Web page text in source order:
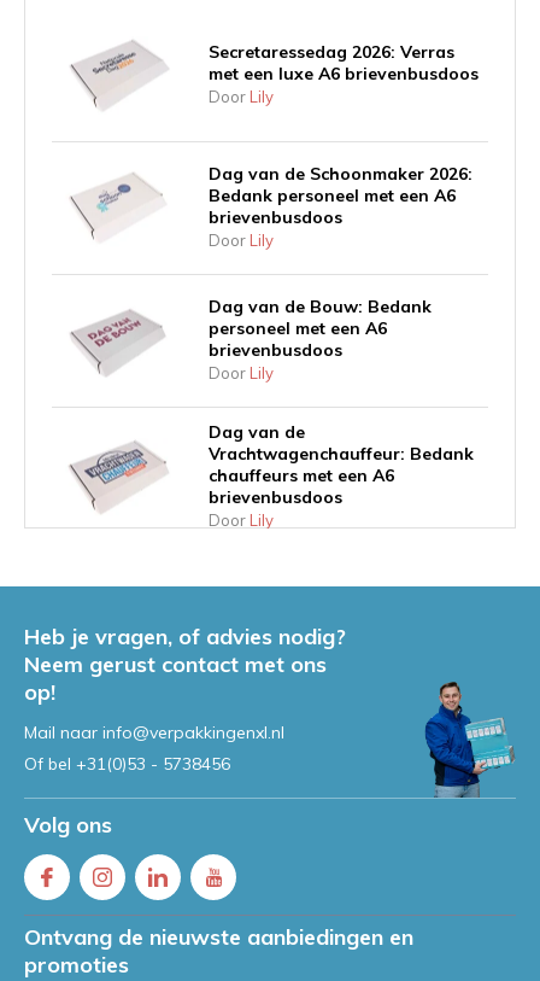
Secretaressedag 2026: Verras
met een luxe A6 brievenbusdoos
Door Lily
Dag van de Schoonmaker 2026:
Bedank personeel met een A6
brievenbusdoos
Door Lily
Dag van de Bouw: Bedank
personeel met een A6
brievenbusdoos
Door Lily
Dag van de
Vrachtwagenchauffeur: Bedank
chauffeurs met een A6
brievenbusdoos
Door Lily
DoorLily
Interview Lily van Maanen: Jouw
persoonlijke aanspreekpunt bij
VerpakkingenXL
Nieuwe mede-eigenaar
VerpakkingenXL
DoorRoderick
Heb je vragen, of advies nodig?
Neem gerust contact met ons
op!
Mail naar info@verpakkingenxl.nl
Of bel +31(0)53 - 5738456
Volg ons
Ontvang de nieuwste aanbiedingen en
promoties